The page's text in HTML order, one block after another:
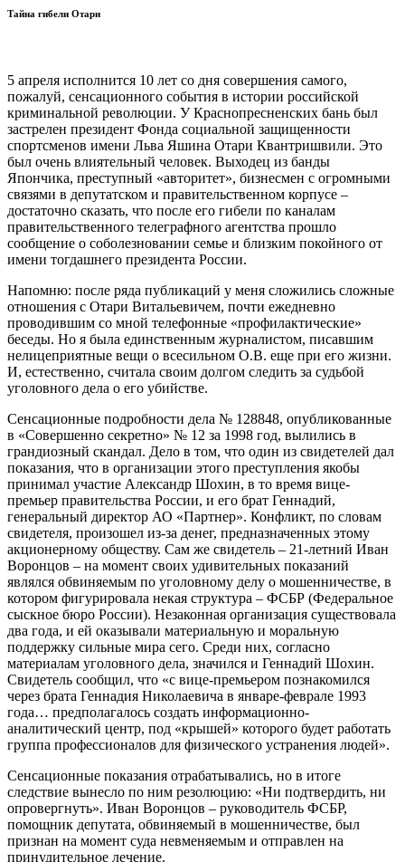
Тайна гибели Отари
5 апреля исполнится 10 лет со дня совершения самого,
пожалуй, сенсационного события в истории российской
криминальной революции. У Краснопресненских бань был
застрелен президент Фонда социальной защищенности
спортсменов имени Льва Яшина Отари Квантришвили. Это
был очень влиятельный человек. Выходец из банды
Япончика, преступный «авторитет», бизнесмен с огромными
связями в депутатском и правительственном корпусе –
достаточно сказать, что после его гибели по каналам
правительственного телеграфного агентства прошло
сообщение о соболезновании семье и близким покойного от
имени тогдашнего президента России.
Напомню: после ряда публикаций у меня сложились сложные
отношения с Отари Витальевичем, почти ежедневно
проводившим со мной телефонные «профилактические»
беседы. Но я была единственным журналистом, писавшим
нелицеприятные вещи о всесильном О.В. еще при его жизни.
И, естественно, считала своим долгом следить за судьбой
уголовного дела о его убийстве.
Сенсационные подробности дела № 128848, опубликованные
в «Совершенно секретно» № 12 за 1998 год, вылились в
грандиозный скандал. Дело в том, что один из свидетелей дал
показания, что в организации этого преступления якобы
принимал участие Александр Шохин, в то время вице-
премьер правительства России, и его брат Геннадий,
генеральный директор АО «Партнер». Конфликт, по словам
свидетеля, произошел из-за денег, предназначенных этому
акционерному обществу. Сам же свидетель – 21-летний Иван
Воронцов – на момент своих удивительных показаний
являлся обвиняемым по уголовному делу о мошенничестве, в
котором фигурировала некая структура – ФСБР (Федеральное
сыскное бюро России). Незаконная организация существовала
два года, и ей оказывали материальную и моральную
поддержку сильные мира сего. Среди них, согласно
материалам уголовного дела, значился и Геннадий Шохин.
Свидетель сообщил, что «с вице-премьером познакомился
через брата Геннадия Николаевича в январе-феврале 1993
года… предполагалось создать информационно-
аналитический центр, под «крышей» которого будет работать
группа профессионалов для физического устранения людей».
Сенсационные показания отрабатывались, но в итоге
следствие вынесло по ним резолюцию: «Ни подтвердить, ни
опровергнуть». Иван Воронцов – руководитель ФСБР,
помощник депутата, обвиняемый в мошенничестве, был
признан на момент суда невменяемым и отправлен на
принудительное лечение.